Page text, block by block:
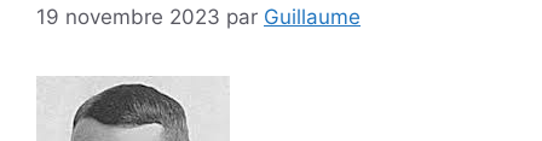
19 novembre 2023 par Guillaume